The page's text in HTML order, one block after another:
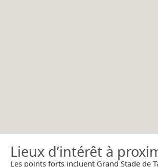
Lieux d’intérêt à
Les points forts incluent Grand Stade de